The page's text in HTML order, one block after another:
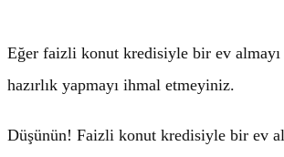
Eğer faizli konut kredisiyle bir ev
hazırlık yapmayı ihmal etmeyiniz.
Düşünün! Faizli konut kredisiyle bir ev